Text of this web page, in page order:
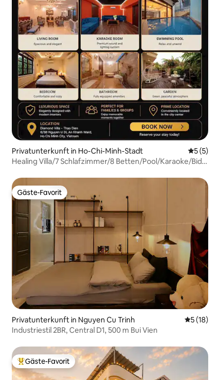
Privatunterkunft in Ho-Chi-Minh-Stadt
5 (5)
Healing Villa/7 Schlafzimmer/8 Betten/Pool/Karaoke/Bida,
Gäste-Favorit
Gäste-Favorit
Privatunterkunft in Nguyen Cu Trinh
5 (18)
Industriestil 2BR, Central D1, 500 m Bui Vien
Beliebter Gäste-Favorit.
Gäste-Favorit